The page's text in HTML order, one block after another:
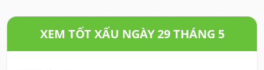
XEM TỐT XẤU NGÀY 29 THÁNG 5